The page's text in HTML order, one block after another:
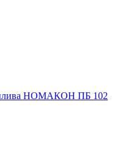
НОМАКОН ПБ 102